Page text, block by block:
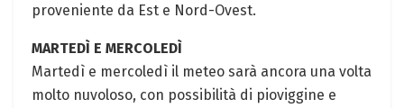
proveniente da Est e Nord-Ovest.
MARTEDÌ E MERCOLEDÌ
Martedì e mercoledì il meteo sarà ancora una volta
molto nuvoloso, con possibilità di pioviggine e